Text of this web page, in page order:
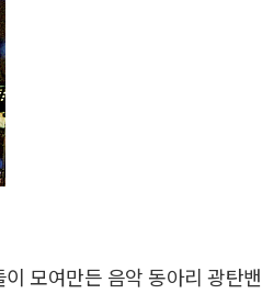
모여만든 음악 동아리 광탄밴